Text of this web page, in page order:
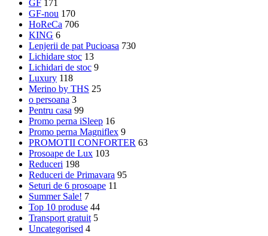
GF 171
GF-nou 170
HoReCa 706
KING 6
Lenjerii de pat Pucioasa 730
Lichidare stoc 13
Lichidari de stoc 9
Luxury 118
Merino by THS 25
o persoana 3
Pentru casa 99
Promo perna iSleep 16
Promo perna Magniflex 9
PROMOTII CONFORTER 63
Prosoape de Lux 103
Reduceri 198
Reduceri de Primavara 95
Seturi de 6 prosoape 11
Summer Sale! 7
Top 10 produse 44
Transport gratuit 5
Uncategorised 4